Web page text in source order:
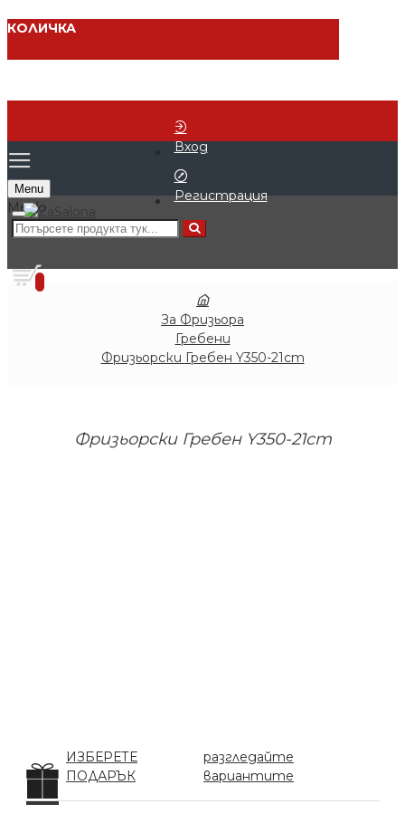
КОЛИЧКА
Вход
Регистрация
Menu
0
За Фризьора
Гребени
Фризьорски Гребен Y350-21cm
Фризьорски Гребен Y350-21cm
ИЗБЕРЕТЕ
ПОДАРЪК
разгледайте
вариантите